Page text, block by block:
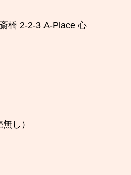
橋 2-2-3 A-Place 心
し）